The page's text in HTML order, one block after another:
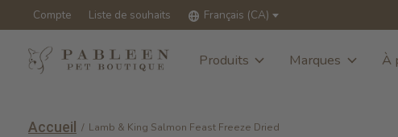
Compte Liste de souhaits Français (CA)
Produits Marques À
Accueil / Lamb & King Salmon Feast Freeze Dried